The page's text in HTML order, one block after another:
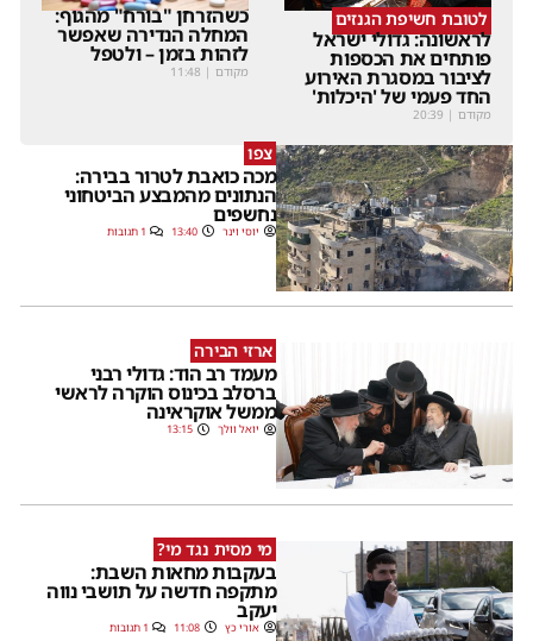
לטובת חשיפת הגנזים
לראשונה: גדולי ישראל
פותחים את הכספות
לציבור במסגרת האירוע
החד פעמי של 'היכלות'
מקודם |
20:39
כשהזרחן "בורח" מהגוף:
המחלה הנדירה שאפשר
לזהות בזמן – ולטפל
מקודם |
11:48
צפו
מכה כואבת לטרור בבירה:
הנתונים מהמבצע הביטחוני
נחשפים
יוסי וינר 13:40 1 תגובות
ארזי הבירה
מעמד רב הוד: גדולי רבני
ברסלב בכינוס הוקרה לראשי
ממשל אוקראינה
יואל וולך 13:15
מי מסית נגד מי?
בעקבות מחאות השבת:
מתקפה חדשה על תושבי נווה
יעקב
אורי כץ 11:08 1 תגובות